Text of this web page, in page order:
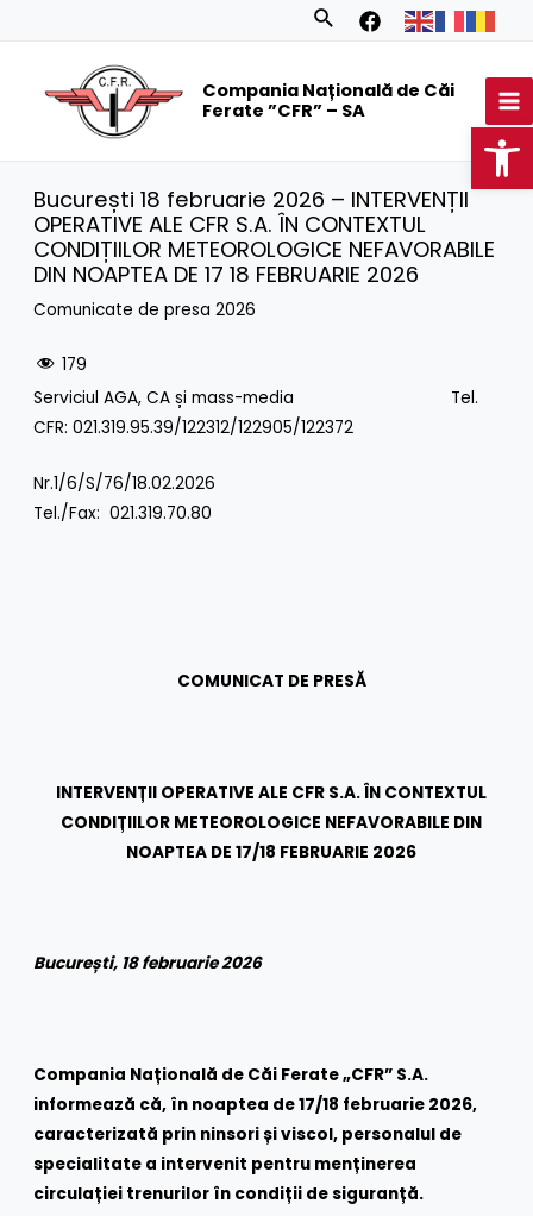
Search
Compania Națională de Căi
Ferate ”CFR” – SA
București 18 februarie 2026 – INTERVENȚII
OPERATIVE ALE CFR S.A. ÎN CONTEXTUL
CONDIȚIILOR METEOROLOGICE NEFAVORABILE
DIN NOAPTEA DE 17 18 FEBRUARIE 2026
Comunicate de presa 2026
179
Serviciul AGA, CA și mass-media Tel.
CFR: 021.319.95.39/122312/122905/122372
Nr.1/6/S/76/18.02.2026
Tel./Fax: 021.319.70.80
COMUNICAT DE PRESĂ
INTERVENȚII OPERATIVE ALE CFR S.A. ÎN CONTEXTUL
CONDIȚIILOR METEOROLOGICE NEFAVORABILE DIN
NOAPTEA DE 17/18 FEBRUARIE 2026
București, 18 februarie 2026
Compania Națională de Căi Ferate „CFR” S.A.
informează că, în noaptea de 17/18 februarie 2026,
caracterizată prin ninsori și viscol, personalul de
specialitate a intervenit pentru menținerea
circulației trenurilor în condiții de siguranță.